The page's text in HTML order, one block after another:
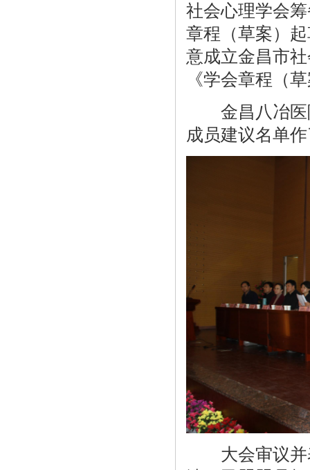
社会心理学会
章程（草案）
意成立金昌市
《学会章程（
金昌八冶医
成员建议名单
大会审议并